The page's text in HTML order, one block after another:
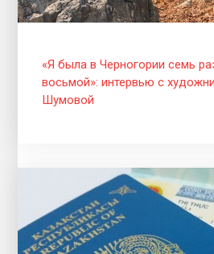
«Я была в Черногории семь
восьмой»: интервью с
Шумовой